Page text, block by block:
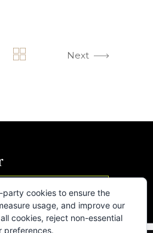
Next

cookies to ensure the
usage, and improve our
cookies, reject non-essential
preferences.